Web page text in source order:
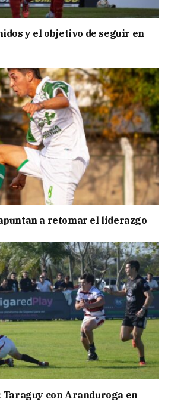
y el objetivo de seguir en
a retomar el liderazgo
Taraguy con Aranduroga en